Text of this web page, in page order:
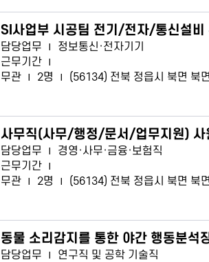
SI사업부 시공팀 전기/전자/통신설비
담당업무 |
정보통신·전자기기
근무기간 |
무관 | 2명 | (56134) 전북 정읍시 북면 북
사무직(사무/행정/문서/업무지원) 사
담당업무 |
경영·사무·금융·보험직
근무기간 |
무관 | 2명 | (56134) 전북 정읍시 북면 북
동물 소리감지를 통한 야간 행동분석
담당업무 |
연구직 및 공학 기술직